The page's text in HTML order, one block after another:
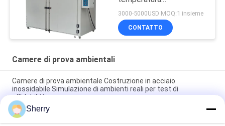
asciugantesi del forno di
sec SUS304
3000-5000USD MOQ:1 insieme
CONTATTO
Camere di prova ambientali
Camere di prova ambientale Costruzione in acciaio
inossidabile Simulazione di ambienti reali per test di
affidabilità
Camere di prova controllate dal clima Uniformità della
Sherry